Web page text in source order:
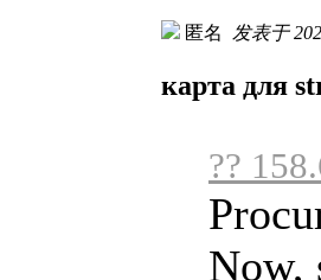
匿名 发表于
карта для
??
Now,